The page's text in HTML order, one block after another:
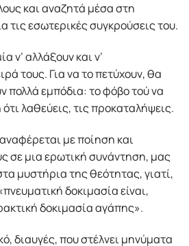
και αναζητά μέσα στη
τις εσωτερικές συγκρούσεις του.
ν’ αλλάξουν και ν’
τους. Για να το πετύχουν, θα
πολλά εμπόδια: το φόβο τού να
λαθεύεις, τις προκαταλήψεις.
με ποίηση και
σε μια ερωτική συνάντηση, μας
μυστήρια της θεότητας, γιατί,
δοκιμασία είναι,
δοκιμασία αγάπης».
διαυγές, που στέλνει μηνύματα